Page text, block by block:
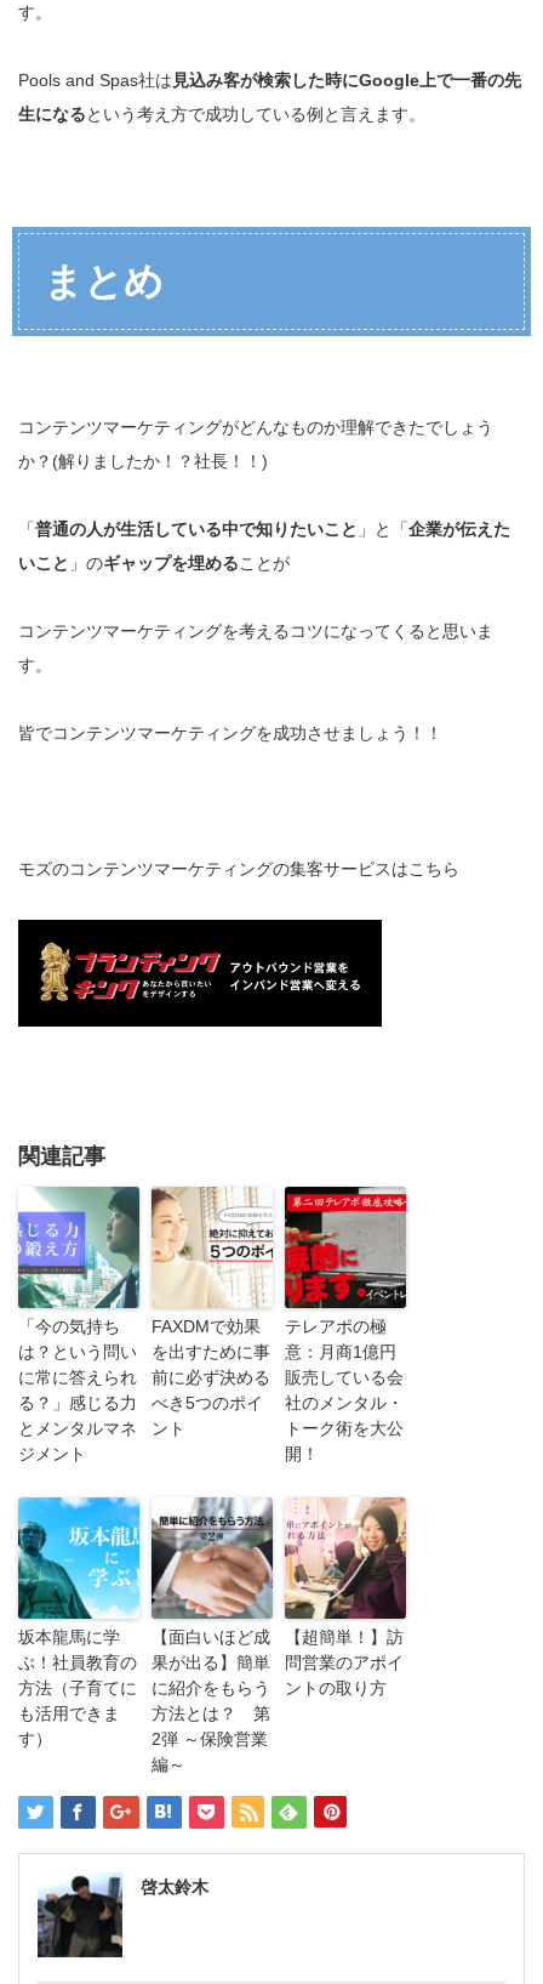
す。
Pools and Spas社は 見込み客が検索した時にGoogle上で一番の先
生になるという考え方で成功している例と言えます。
まとめ
コンテンツマーケティングがどんなものか理解できたでしょう
か？(解りましたか！？社長！！)
「普通の人が生活している中で知りたいこと 」と「企業が伝えた
いこと 」のギャップを埋めることが
コンテンツマーケティングを考えるコツになってくると思いま
す。
皆でコンテンツマーケティングを成功させましょう！！
モズのコンテンツマーケティングの集客サービスはこちら
関連記事
「今の気持ち
は？という問い
に常に答えられ
る？」感じる力
とメンタルマネ
ジメント
FAXDMで効果
を出すために事
前に必ず決める
べき5つのポイ
ント
テレアポの極
意：月商1億円
販売している会
社のメンタル・
トーク術を大公
開！
坂本龍馬に学
ぶ！社員教育の
方法（子育てに
も活用できま
す）
【面白いほど成
果が出る】簡単
に紹介をもらう
方法とは？ 第
2弾 ～保険営業
編～
【超簡単！】訪
問営業のアポイ
ントの取り方
啓太鈴木